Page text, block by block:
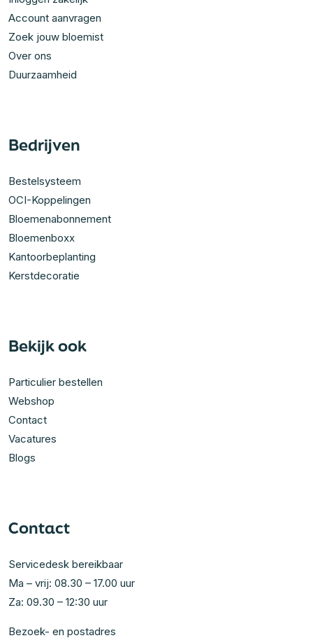
Account aanvragen
Zoek jouw bloemist
Over ons
Duurzaamheid
Bedrijven
Bestelsysteem
OCI-Koppelingen
Bloemenabonnement
Bloemenboxx
Kantoorbeplanting
Kerstdecoratie
Bekijk ook
Particulier bestellen
Webshop
Contact
Vacatures
Blogs
Contact
Servicedesk bereikbaar
Ma – vrij: 08.30 – 17.00 uur
Za: 09.30 – 12:30 uur
Bezoek- en postadres